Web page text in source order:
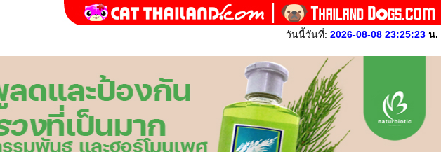
วันนี้วันที่: 2026-08-08 23:25:23 น.